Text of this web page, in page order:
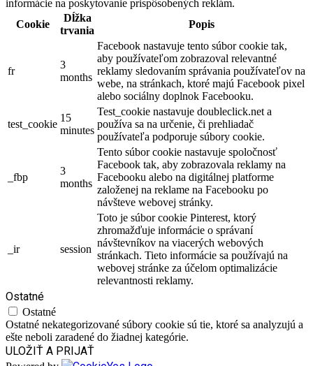
informácie na poskytovanie prispôsobených reklám.
Cookie
Dĺžka
trvania
Popis
fr
3
months
Facebook nastavuje tento súbor cookie tak,
aby používateľom zobrazoval relevantné
reklamy sledovaním správania používateľov na
webe, na stránkach, ktoré majú Facebook pixel
alebo sociálny doplnok Facebooku.
test_cookie
15
minutes
Test_cookie nastavuje doubleclick.net a
používa sa na určenie, či prehliadač
používateľa podporuje súbory cookie.
_fbp
3
months
Tento súbor cookie nastavuje spoločnosť
Facebook tak, aby zobrazovala reklamy na
Facebooku alebo na digitálnej platforme
založenej na reklame na Facebooku po
návšteve webovej stránky.
_ir session
Toto je súbor cookie Pinterest, ktorý
zhromažďuje informácie o správaní
návštevníkov na viacerých webových
stránkach. Tieto informácie sa používajú na
webovej stránke za účelom optimalizácie
relevantnosti reklamy.
Ostatné
Ostatné
Ostatné nekategorizované súbory cookie sú tie, ktoré sa analyzujú a
ešte neboli zaradené do žiadnej kategórie.
ULOŽIŤ A PRIJAŤ